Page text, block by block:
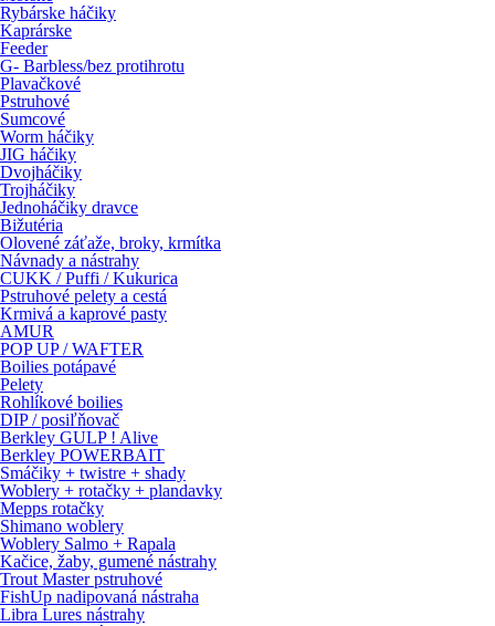
Rybárske háčiky
Kaprárske
Feeder
G- Barbless/bez protihrotu
Plavačkové
Pstruhové
Sumcové
Worm háčiky
JIG háčiky
Dvojháčiky
Trojháčiky
Jednoháčiky dravce
Bižutéria
Olovené záťaže, broky, krmítka
Návnady a nástrahy
CUKK / Puffi / Kukurica
Pstruhové pelety a cestá
Krmivá a kaprové pasty
AMUR
POP UP / WAFTER
Boilies potápavé
Pelety
Rohlíkové boilies
DIP / posiľňovač
Berkley GULP ! Alive
Berkley POWERBAIT
Smáčiky + twistre + shady
Woblery + rotačky + plandavky
Mepps rotačky
Shimano woblery
Woblery Salmo + Rapala
Kačice, žaby, gumené nástrahy
Trout Master pstruhové
FishUp nadipovaná nástraha
Libra Lures nástrahy